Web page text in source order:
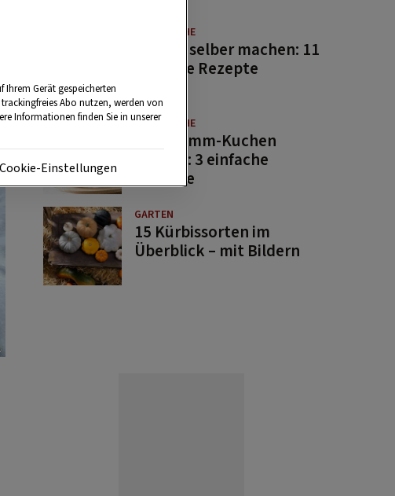
GUTE KÜCHE
Saucen selber machen: 11
beliebte Rezepte
GUTE KÜCHE
Osterlamm-Kuchen
backen: 3 einfache
Rezepte
GARTEN
15 Kürbissorten im
Überblick – mit Bildern
Gerät gespeicherten
Abo nutzen, werden von
Informationen finden Sie in unserer
Cookie-Einstellungen